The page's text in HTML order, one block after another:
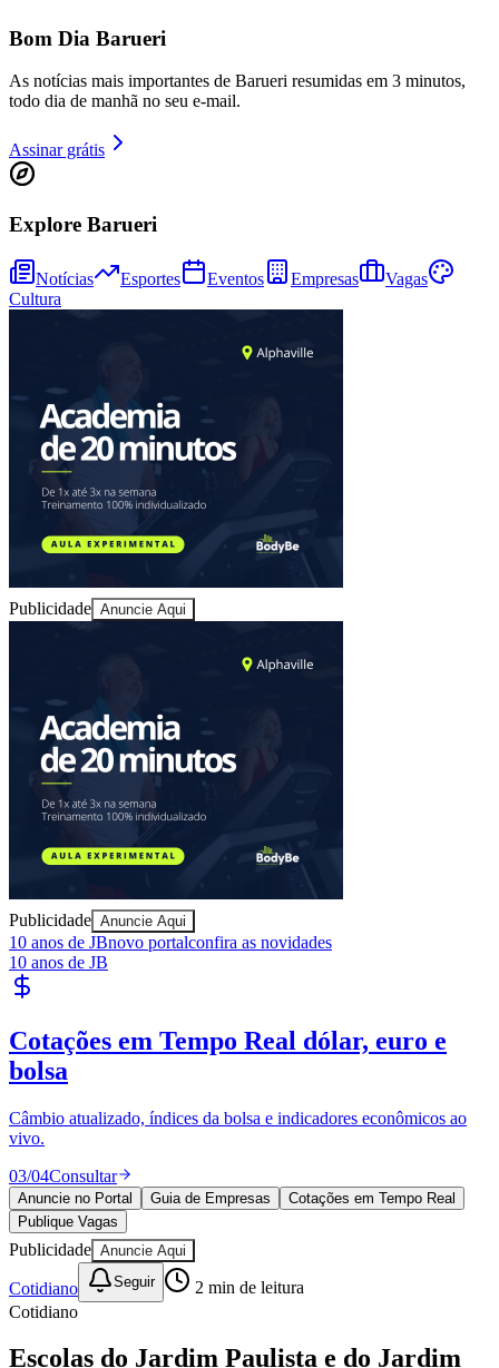
Ceará
Goiás
Bom Dia Barueri
As notícias mais importantes de Barueri resumidas em 3 minutos,
todo dia de manhã no seu e-mail.
Assinar grátis
Explore Barueri
Notícias Esportes Eventos Empresas
Vagas
Cultura
Publicidade Anuncie Aqui
Publicidade Anuncie Aqui
10 anos de JBnovo portalconfira as novidades
10 anos de JB
Publique Vagas encontre talentos
Publique vagas e encontre os melhores profissionais da região.
04/04Publicar
Anuncie no Portal
Publique Vagas
Publicidade Anuncie Aqui
Cotidiano Seguir
Cotidiano
Escolas do Jardim Paulista e do Jardim